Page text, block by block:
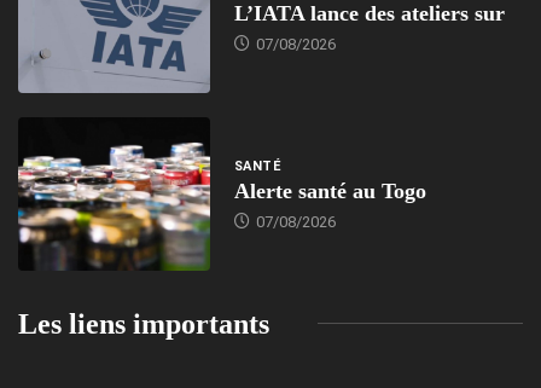
L’IATA lance des ateliers sur
07/08/2026
SANTÉ
Alerte santé au Togo
07/08/2026
Les liens importants